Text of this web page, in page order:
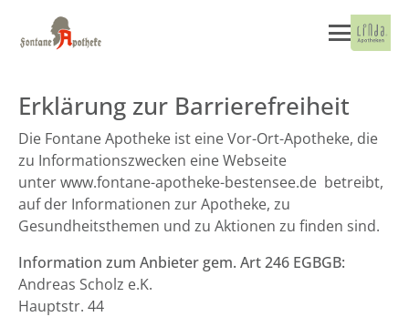
Erklärung zur Barrierefreiheit
Die Fontane Apotheke ist eine Vor-Ort-Apotheke, die
zu Informationszwecken eine Webseite
unter www.fontane-apotheke-bestensee.de betreibt,
auf der Informationen zur Apotheke, zu
Gesundheitsthemen und zu Aktionen zu finden sind.
Information zum Anbieter gem. Art 246 EGBGB:
Andreas Scholz e.K.
Hauptstr. 44